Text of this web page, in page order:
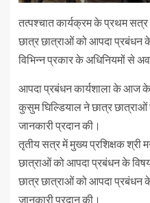
तत्पश्चात कार्यक्रम के प्रथम सत्र
छात्र छात्राओं को आपदा प्रबंधन
विभिन्न प्रकार के अधिनियमों से
आपदा प्रबंधन कार्यशाला के आज के
कुसुम घिल्डियाल ने छात्र
जानकारी प्रदान की।
तृतीय सत्र में मुख्य प्रशिक्षक श्री
छात्राओं को आपदा प्रबंधन के
छात्र छात्राओं को आपदा प्रबंधन
जानकारी प्रदान की।